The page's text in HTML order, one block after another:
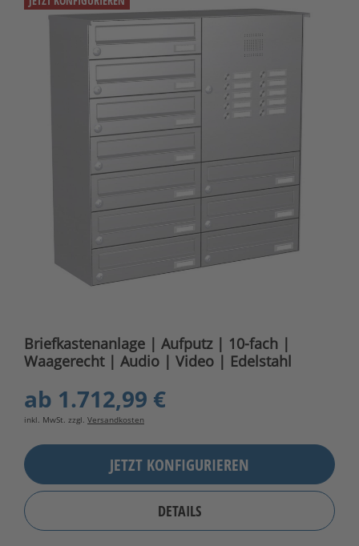
Briefkastenanlage | Aufputz | 10-fach |
Waagerecht | Audio | Video | Edelstahl
ab 1.712,99 €
inkl. MwSt. zzgl. Versandkosten
JETZT KONFIGURIEREN
DETAILS